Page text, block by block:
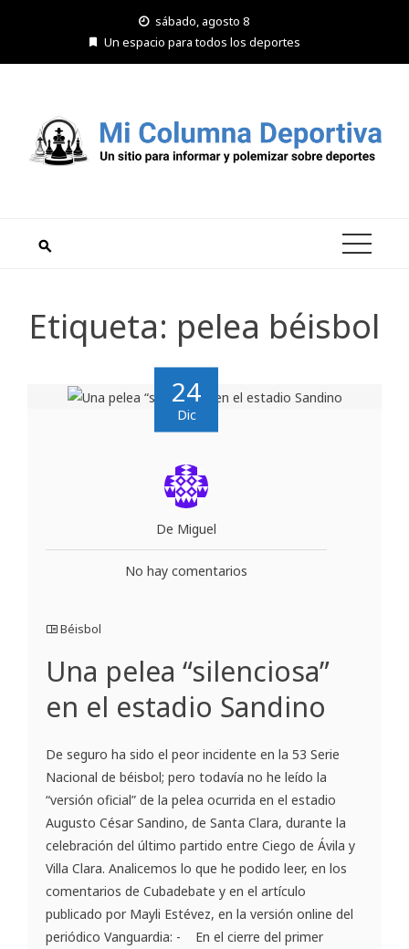
sábado, agosto 8
Un espacio para todos los deportes
Etiqueta: pelea béisbol
24
Dic
De Miguel
No hay comentarios
Béisbol
Una pelea “silenciosa”
en el estadio Sandino
De seguro ha sido el peor incidente en la 53 Serie
Nacional de béisbol; pero todavía no he leído la
“versión oficial” de la pelea ocurrida en el estadio
Augusto César Sandino, de Santa Clara, durante la
celebración del último partido entre Ciego de Ávila y
Villa Clara. Analicemos lo que he podido leer, en los
comentarios de Cubadebate y en el artículo
publicado por Mayli Estévez, en la versión online del
periódico Vanguardia: - En el cierre del primer